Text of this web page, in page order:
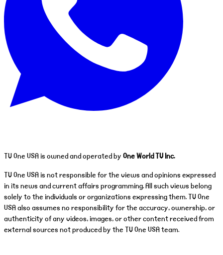
TV One USA is owned and operated byOne World TV Inc.
TV One USA is not responsible for the views and opinions expressed
in its news and current affairs programming. All such views belong
solely to the individuals or organizations expressing them. TV One
USA also assumes no responsibility for the accuracy, ownership, or
authenticity of any videos, images, or other content received from
external sources not produced by the TV One USA team.